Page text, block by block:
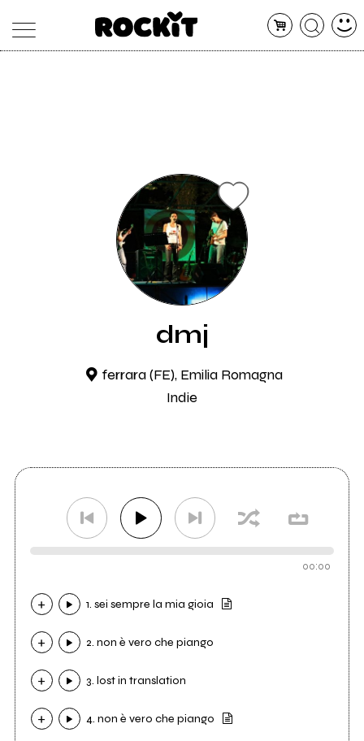
dmj
ferrara (FE), Emilia Romagna
Indie
00:00
1. sei sempre la mia gioia
2. non è vero che piango
3. lost in translation
4. non è vero che piango